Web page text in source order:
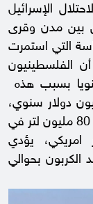
الإسرائيل
بين مدن وقرى
التي استمرت
أن الفلسطينيون
سنويا بسبب هذه
تقدر تكلفتها بحوالي 270 مليون دولار سنوي،
بالإضافة الى استهلاك وقود إضافي بحوالي 80 مليون لتر في
مليون دولار امريكي، يؤدي
الكربون بحوالي